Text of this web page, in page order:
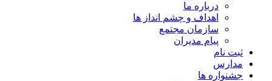
درباره ما
اهداف و چشم انداز ها
سازمان مجتمع
پیام مدیران
ثبت نام
مدارس
جشنواره ها